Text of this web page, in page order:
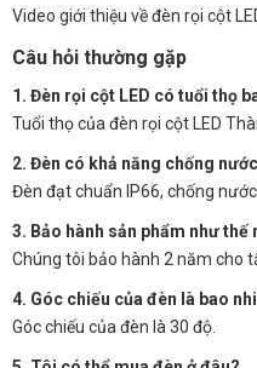
Video giới thiệu về đèn rọi cột
Câu hỏi thường gặp
1. Đèn rọi cột LED có tuổi thọ
Tuổi thọ của đèn rọi cột LED
2. Đèn có khả năng chống
Đèn đạt chuẩn IP66, chống
3. Bảo hành sản phẩm như thế
Chúng tôi bảo hành 2 năm cho
4. Góc chiếu của đèn là bao
Góc chiếu của đèn là 30 độ.